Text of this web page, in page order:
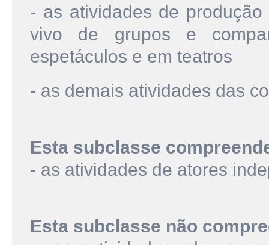
- as atividades de
vivo de grupos e
espetáculos e em teatros
- as demais atividades das
Esta subclasse
- as atividades de atores
Esta subclasse não